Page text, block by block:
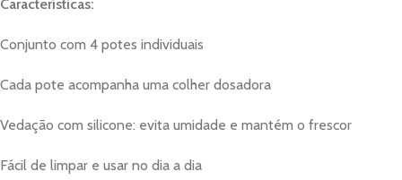
Características:
Conjunto com 4 potes individuais
Cada pote acompanha uma colher dosadora
Vedação com silicone: evita umidade e mantém o frescor
Fácil de limpar e usar no dia a dia